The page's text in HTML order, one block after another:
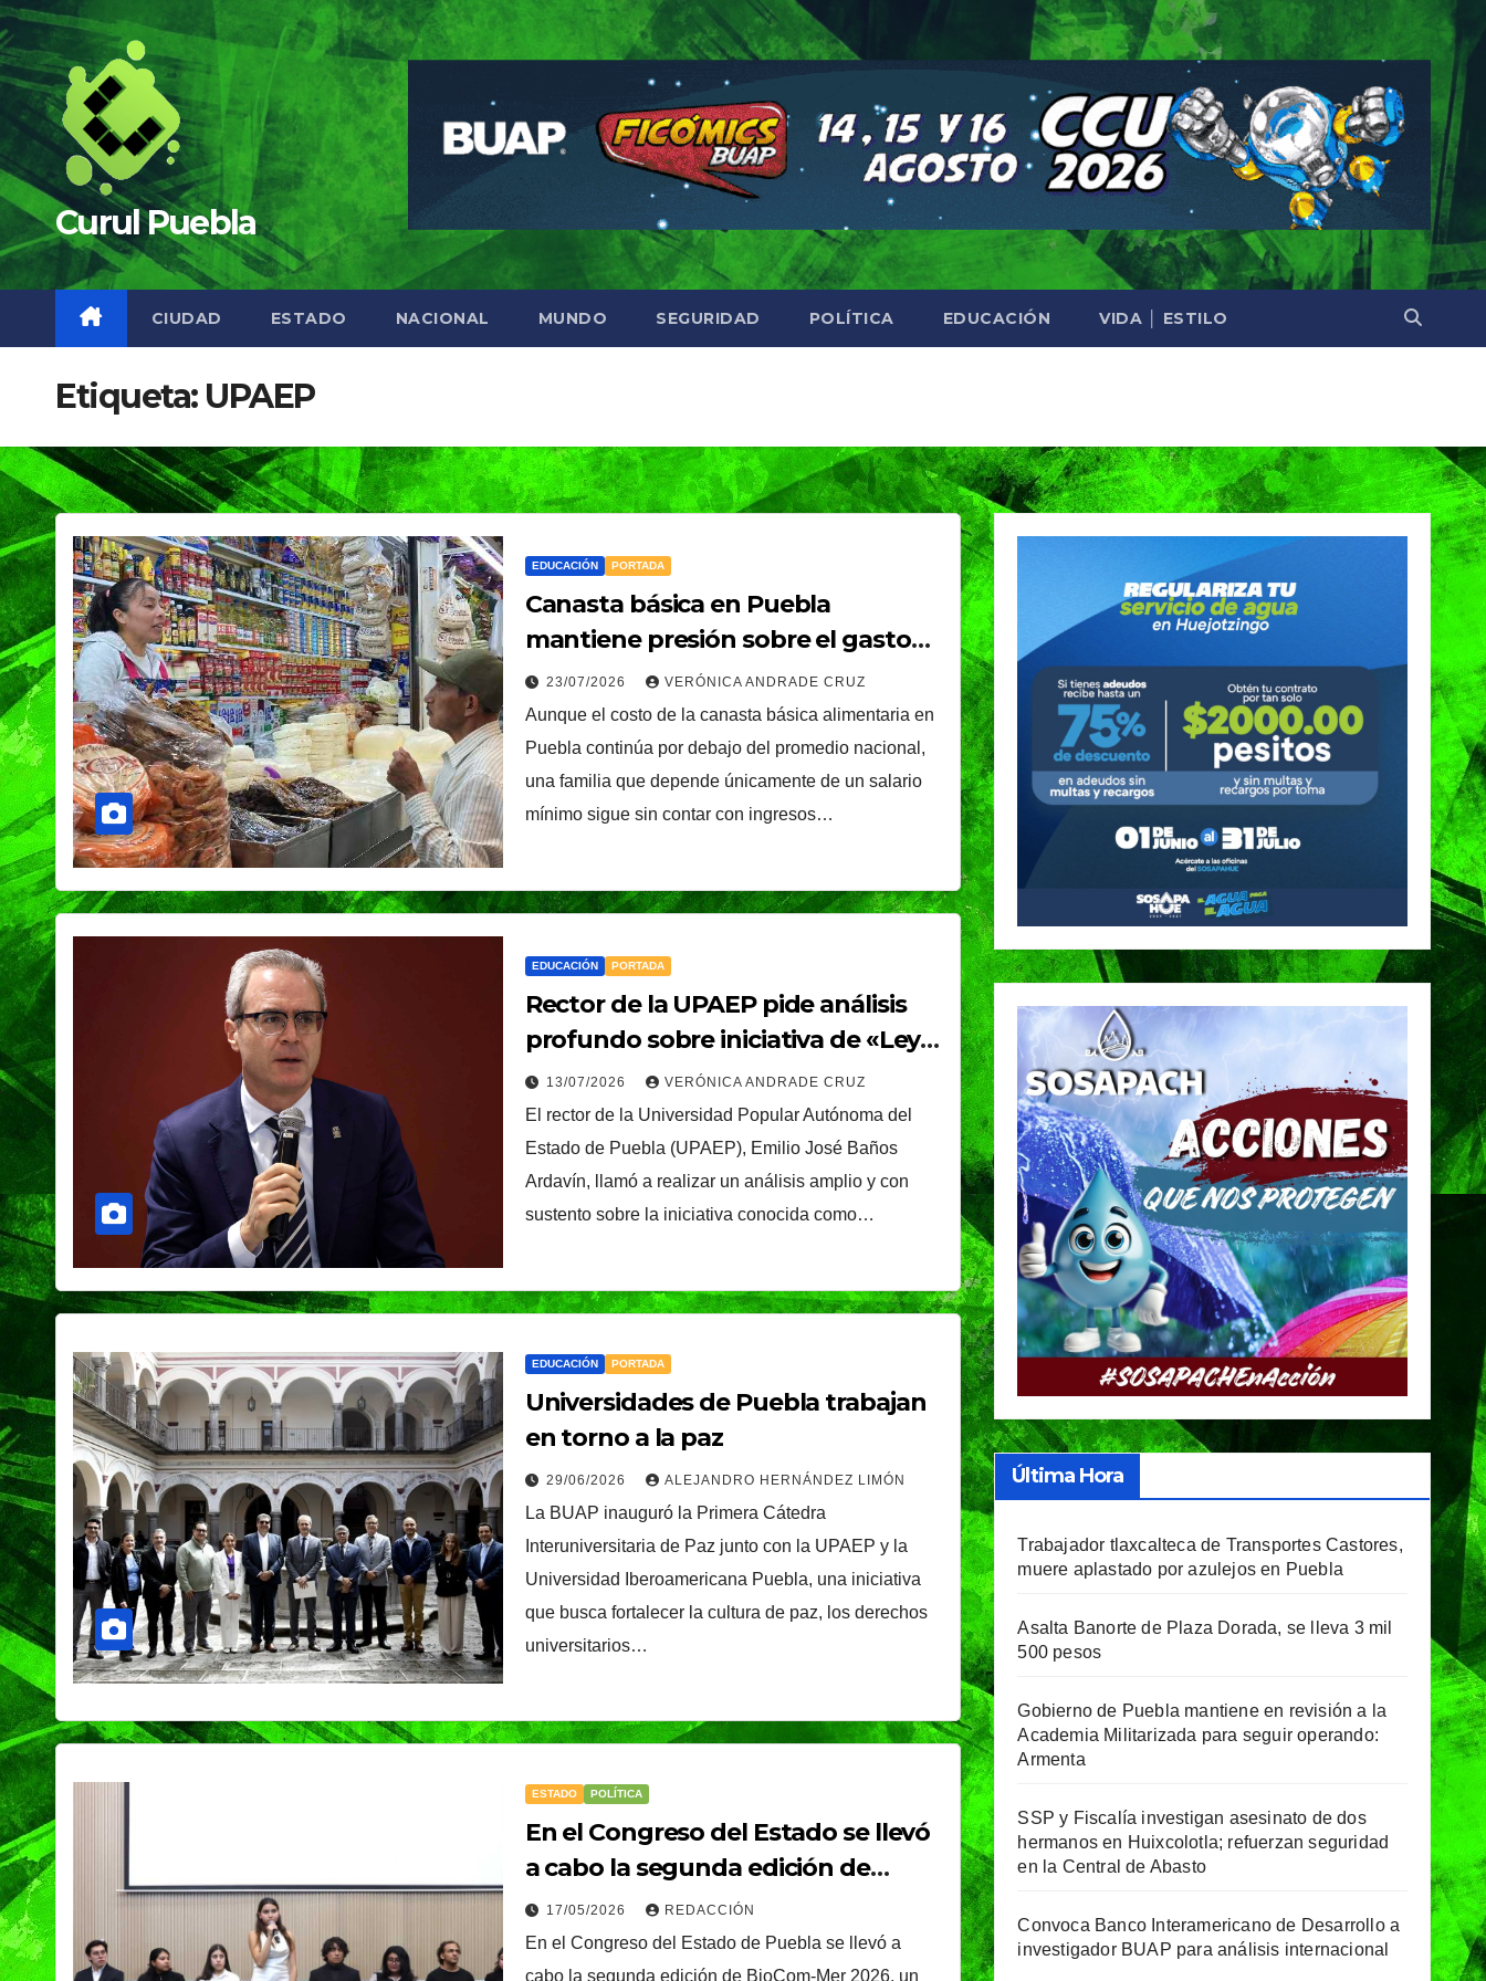
Saltar
al
contenido
Curul Puebla
CIUDAD ESTADO NACIONAL MUNDO SEGURIDAD POLÍTICA EDUCACIÓN VIDA │ ESTILO
Etiqueta: UPAEP
EDUCACIÓN PORTADA
Canasta básica en Puebla
mantiene presión sobre el gasto
familiar; UPAEP publicará
monitoreo mensual
23/07/2026 VERÓNICA ANDRADE CRUZ
Aunque el costo de la canasta básica alimentaria en
Puebla continúa por debajo del promedio nacional,
una familia que depende únicamente de un salario
mínimo sigue sin contar con ingresos…
EDUCACIÓN PORTADA
Rector de la UPAEP pide análisis
profundo sobre iniciativa de «Ley
de Infancias Trans» y priorizar el
bienestar de la niñez
13/07/2026 VERÓNICA ANDRADE CRUZ
El rector de la Universidad Popular Autónoma del
Estado de Puebla (UPAEP), Emilio José Baños
Ardavín, llamó a realizar un análisis amplio y con
sustento sobre la iniciativa conocida como…
EDUCACIÓN PORTADA
Universidades de Puebla trabajan
en torno a la paz
29/06/2026 ALEJANDRO HERNÁNDEZ LIMÓN
La BUAP inauguró la Primera Cátedra
Interuniversitaria de Paz junto con la UPAEP y la
Universidad Iberoamericana Puebla, una iniciativa
que busca fortalecer la cultura de paz, los derechos
universitarios…
ESTADO POLÍTICA
En el Congreso del Estado se llevó
a cabo la segunda edición de
BioCom-Mer 2026, en colaboración
con la UPAEP
17/05/2026 REDACCIÓN
En el Congreso del Estado de Puebla se llevó a
cabo la segunda edición de BioCom-Mer 2026, un
Última Hora
Trabajador tlaxcalteca de Transportes Castores,
muere aplastado por azulejos en Puebla
Asalta Banorte de Plaza Dorada, se lleva 3 mil
500 pesos
Gobierno de Puebla mantiene en revisión a la
Academia Militarizada para seguir operando:
Armenta
SSP y Fiscalía investigan asesinato de dos
hermanos en Huixcolotla; refuerzan seguridad
en la Central de Abasto
Convoca Banco Interamericano de Desarrollo a
investigador BUAP para análisis internacional